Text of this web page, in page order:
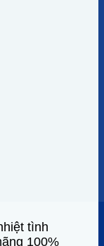
tình
100%